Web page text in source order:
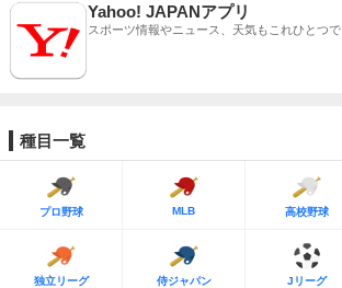
Yahoo! JAPANアプリ
スポーツ情報やニュース、天気もこれひとつで
種目一覧
プロ野球 MLB 高校野球
独立リーグ 侍ジャパン Jリーグ